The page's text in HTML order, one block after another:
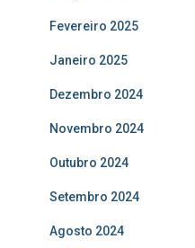
Fevereiro 2025
Janeiro 2025
Dezembro 2024
Novembro 2024
Outubro 2024
Setembro 2024
Agosto 2024